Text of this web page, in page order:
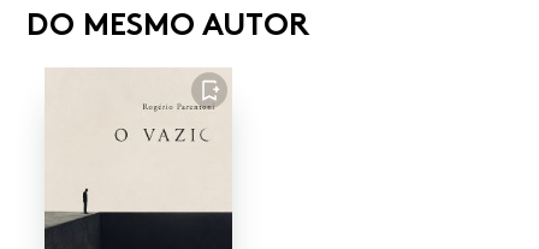
DO MESMO AUTOR
FAVORITO